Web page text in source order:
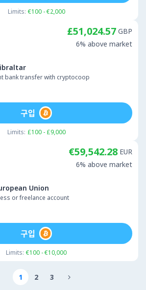
Limits: €100 - €2,000
bank transfer with cryptocoop
£51,024.57 GBP
6% above market
Limits: £100 - £9,000
구입
Union
or freelance account
€59,542.28 EUR
6% above market
Limits: €100 - €10,000
구입
1 2 3 